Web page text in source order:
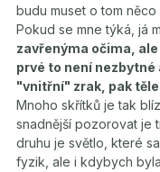
budu muset o tom
Pokud se mne týká, já
zavřenýma očima,
prvé to není nezbytné
"vnitřní" zrak, pak
Mnoho skřítků je tak
snadnější pozorovat je
druhu je světlo, které
fyzik, ale i kdybych